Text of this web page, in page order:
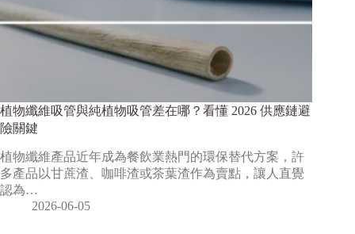
植物纖維吸管與純植物吸管差在哪？看懂 2026 供應鏈避
險關鍵
植物纖維產品近年成為餐飲業熱門的環保替代方案，許
多產品以甘蔗渣、咖啡渣或茶葉渣作為賣點，讓人直覺
認為…
2026-06-05